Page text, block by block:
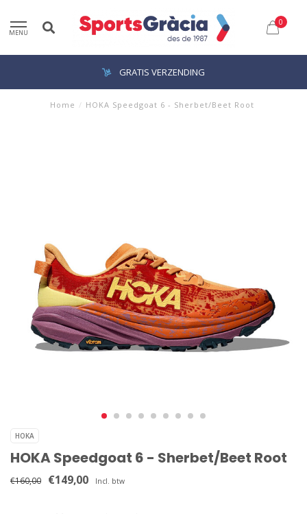
MENU
0
GRATIS VERZENDING
Home / HOKA Speedgoat 6 - Sherbet/Beet Root
HOKA
HOKA Speedgoat 6 - Sherbet/Beet Root
€160,00 €149,00 Incl. btw